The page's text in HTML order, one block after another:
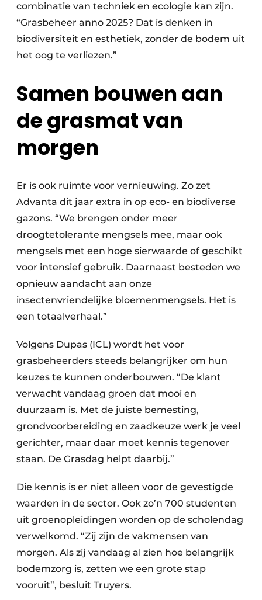
combinatie van techniek en ecologie kan zijn.
“Grasbeheer anno 2025? Dat is denken in
biodiversiteit en esthetiek, zonder de bodem uit
het oog te verliezen.”
Samen bouwen aan
de grasmat van
morgen
Er is ook ruimte voor vernieuwing. Zo zet
Advanta dit jaar extra in op eco- en biodiverse
gazons. “We brengen onder meer
droogtetolerante mengsels mee, maar ook
mengsels met een hoge sierwaarde of geschikt
voor intensief gebruik. Daarnaast besteden we
opnieuw aandacht aan onze
insectenvriendelijke bloemenmengsels. Het is
een totaalverhaal.”
Volgens Dupas (ICL) wordt het voor
grasbeheerders steeds belangrijker om hun
keuzes te kunnen onderbouwen. “De klant
verwacht vandaag groen dat mooi en
duurzaam is. Met de juiste bemesting,
grondvoorbereiding en zaadkeuze werk je veel
gerichter, maar daar moet kennis tegenover
staan. De Grasdag helpt daarbij.”
Die kennis is er niet alleen voor de gevestigde
waarden in de sector. Ook zo’n 700 studenten
uit groenopleidingen worden op de scholendag
verwelkomd. “Zij zijn de vakmensen van
morgen. Als zij vandaag al zien hoe belangrijk
bodemzorg is, zetten we een grote stap
vooruit”, besluit Truyers.